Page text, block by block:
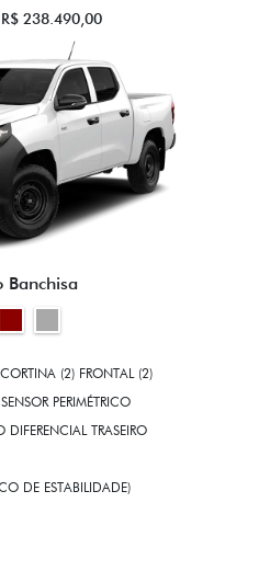
238.490,00
Banchisa
(2) FRONTAL (2)
PERIMÉTRICO
TRASEIRO
DE ESTABILIDADE)